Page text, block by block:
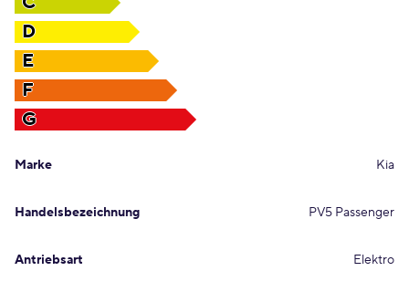
D
E
F
G
Marke Kia
Handelsbezeichnung PV5 Passenger
Antriebsart Elektro